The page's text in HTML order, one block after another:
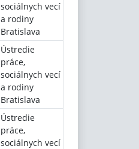
sociálnych vecí
a rodiny
Bratislava
Ústredie
práce,
sociálnych vecí
a rodiny
Bratislava
Ústredie
práce,
sociálnych vecí